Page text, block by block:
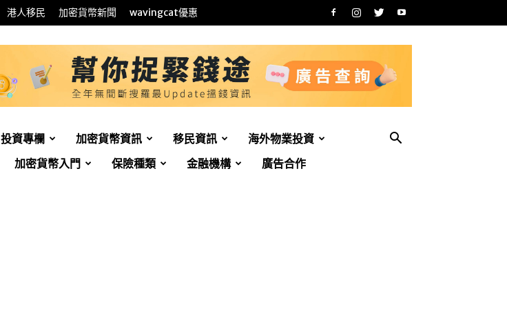
港人移民 加密貨幣新聞 wavingcat優惠
投資專欄 加密貨幣資訊 移民資訊
海外物業投資
加密貨幣入門 保險種類 金融機構 廣告合作